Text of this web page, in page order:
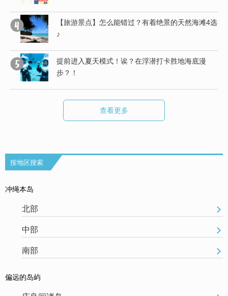
【旅游景点】怎么能错过？有着绝景的天然海滩4选
♪
提前进入夏天模式！诶？在浮潜打卡胜地海底漫
步？！
查看更多
按地区搜索
冲绳本岛
北部
中部
南部
偏远的岛屿